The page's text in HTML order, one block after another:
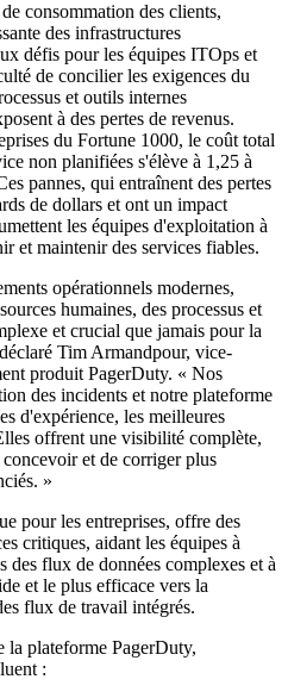
consommation des clients,
des infrastructures
défis pour les équipes ITOps et
de concilier les exigences du
et outils internes
à des pertes de revenus.
du Fortune 1000, le coût total
non planifiées s'élève à 1,25 à
pannes, qui entraînent des pertes
de dollars et ont un impact
les équipes d'exploitation à
et maintenir des services fiables.
opérationnels modernes,
humaines, des processus et
et crucial que jamais pour la
Tim Armandpour, vice-
produit PagerDuty. « Nos
des incidents et notre plateforme
d'expérience, les meilleures
offrent une visibilité complète,
et de corriger plus
»
pour les entreprises, offre des
critiques, aidant les équipes à
flux de données complexes et à
et le plus efficace vers la
flux de travail intégrés.
la plateforme PagerDuty,
: